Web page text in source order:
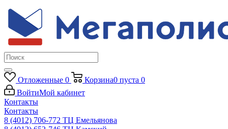
Отложенные 0 Корзина0 пуста 0
ВойтиМой кабинет
Контакты
Контакты
8 (4012) 706-772 ТЦ Емельянова